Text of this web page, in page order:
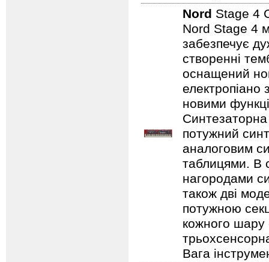
Nord Stage 4
Nord Stage 4
забезпечує
створенні
оснащений
електропіано
новими
потужний
аналоговим
таблицями. В
нагородами
також дві
потужною
кожного
Вага